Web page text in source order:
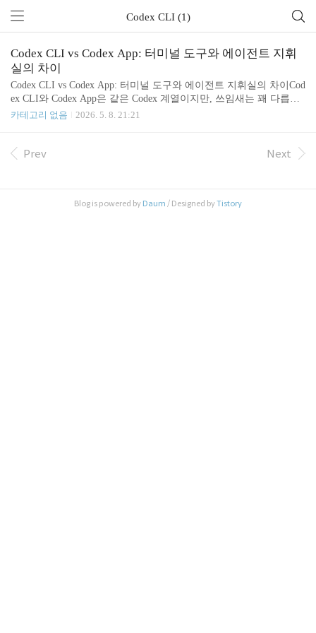
Codex CLI (1)
Codex CLI vs Codex App: 터미널 도구와 에이전트 지휘
실의 차이
Codex CLI vs Codex App: 터미널 도구와 에이전트 지휘실의 차이Cod
ex CLI와 Codex App은 같은 Codex 계열이지만, 쓰임새는 꽤 다릅니
다. CLI는 터미널 안에서 한 저장소를 빠르게 파고드는 도구에 가깝
인하면, Codex App은 macOS와 Windows에서 사용할 수 있고, Codex
널에서 바로 쓰는 ..
카테고리 없음 2026. 5. 8. 21:21
Prev Next
Blog is powered by Daum / Designed byTistory